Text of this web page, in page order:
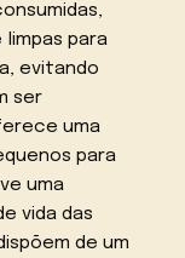
para
evitando
ser
uma
para
uma
vida das
de um